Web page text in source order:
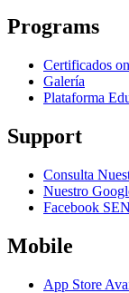
Programs
Certificados
Galería
Plataforma
Support
Consulta
Nuestro
Facebook
Mobile
App Store